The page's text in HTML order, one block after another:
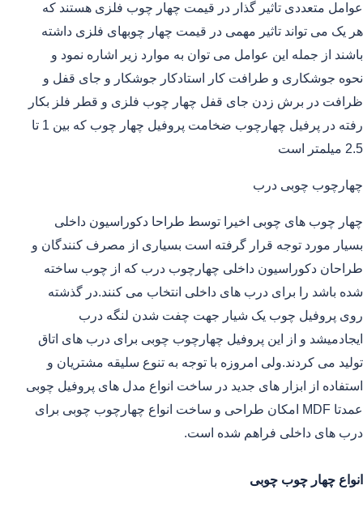
عوامل متعددی تاثیر گذار در قیمت چهار چوب فلزی هستند که
هر یک می تواند تاثیر مهمی در قیمت چهار چوبهای فلزی داشته
باشند از جمله این عوامل می توان به موارد زیر اشاره نمود و
نحوه جوشکاری و طرافت کار استادکار جوشکار و جای قفل و
ظرافت در برش زدن جای قفل چهار چوب فلزی و قطر فلز بکار
رفته در پرفیل چهارچوب ضخامت پروفیل چهار چوب که بین 1 تا
2.5 میلمتر است
چهارچوب چوبی درب
چهار چوب های چوبی اخیرا توسط طراحا دکوراسیون داخلی
بسیار مورد توجه قرار گرفته است بسیاری از مصرف کنندگان و
طراحان دکوراسیون داخلی چهارچوب درب که از چوب ساخته
شده باشد را برای درب های داخلی انتخاب می کنند.در گذشته
روی پروفیل چوب یک شیار جهت چفت شدن لنگه درب
ایجادمیشد و از این پروفیل چهارچوب چوبی برای درب های اتاق
تولید می کردند.ولی امروزه با توجه به تنوع سلیقه مشتریان و
استفاده از ابزار های جدید در ساخت انواع مدل های پروفیل چوبی
عمدتا MDF امکان طراحی و ساخت انواع چهارچوب چوبی برای
درب های داخلی فراهم شده است.
انواع چهار چوب چوبی